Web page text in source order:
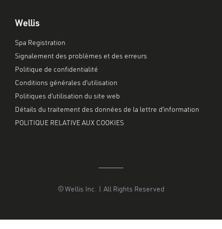
Wellis
Spa Registration
Signalement des problèmes et des erreurs
Politique de confidentialité
Conditions générales d’utilisation
Politiques d’utilisation du site web
Détails du traitement des données de la lettre d’information
POLITIQUE RELATIVE AUX COOKIES
© Wellis Inc. | All Rights Reserved